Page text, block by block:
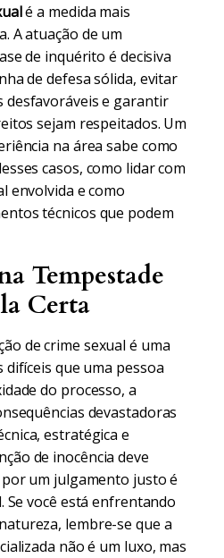
é a medida mais
A atuação de um
de inquérito é decisiva
de defesa sólida, evitar
desfavoráveis e garantir
sejam respeitados. Um
na área sabe como
casos, como lidar com
envolvida e como
técnicos que podem
Tempestade
Certa
de crime sexual é uma
difíceis que uma pessoa
do processo, a
devastadoras
estratégica e
de inocência deve
um julgamento justo é
Se você está enfrentando
lembre-se que a
não é um luxo, mas